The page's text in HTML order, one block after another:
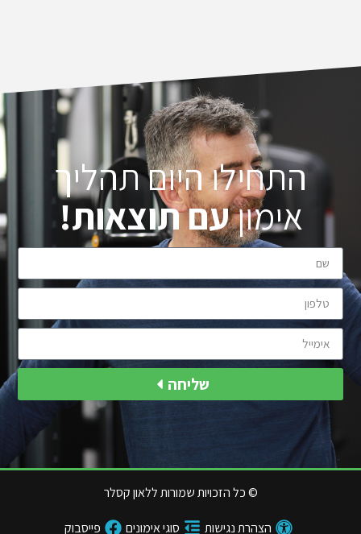
התחילו היום תהליך
אימוןעם תוצאות!
שליחה
© כל הזכויות שמורות ללאון קסלר
הצהרת נגישות סוגי אימונים פייסבוק